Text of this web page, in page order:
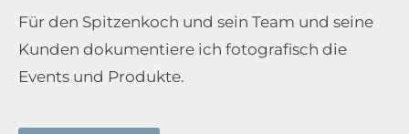
Für den Spitzenkoch und sein Team und seine
Kunden dokumentiere ich fotografisch die
Events und Produkte.